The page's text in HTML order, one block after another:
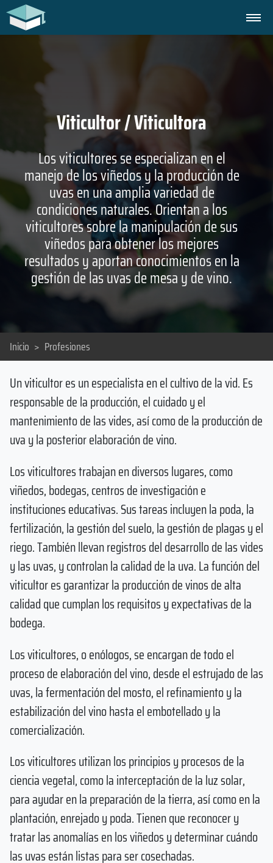
Viticultor / Viticultora
Los viticultores se especializan en el
manejo de los viñedos y la producción de
uvas en una amplia variedad de
condiciones naturales. Orientan a los
viticultores sobre la manipulación de sus
viñedos para obtener los mejores
resultados y aportan conocimientos en la
gestión de las uvas de mesa y de vino.
Inicio > Profesiones
Un viticultor es un especialista en el cultivo de la vid. Es
responsable de la producción, el cuidado y el
mantenimiento de las vides, así como de la producción de
uva y la posterior elaboración de vino.
Los viticultores trabajan en diversos lugares, como
viñedos, bodegas, centros de investigación e
instituciones educativas. Sus tareas incluyen la poda, la
fertilización, la gestión del suelo, la gestión de plagas y el
riego. También llevan registros del desarrollo de las vides
y las uvas, y controlan la calidad de la uva. La función del
viticultor es garantizar la producción de vinos de alta
calidad que cumplan los requisitos y expectativas de la
bodega.
Los viticultores, o enólogos, se encargan de todo el
proceso de elaboración del vino, desde el estrujado de las
uvas, la fermentación del mosto, el refinamiento y la
estabilización del vino hasta el embotellado y la
comercialización.
Los viticultores utilizan los principios y procesos de la
ciencia vegetal, como la interceptación de la luz solar,
para ayudar en la preparación de la tierra, así como en la
plantación, enrejado y poda. Tienen que reconocer y
tratar las anomalías en los viñedos y determinar cuándo
las uvas están listas para ser cosechadas.